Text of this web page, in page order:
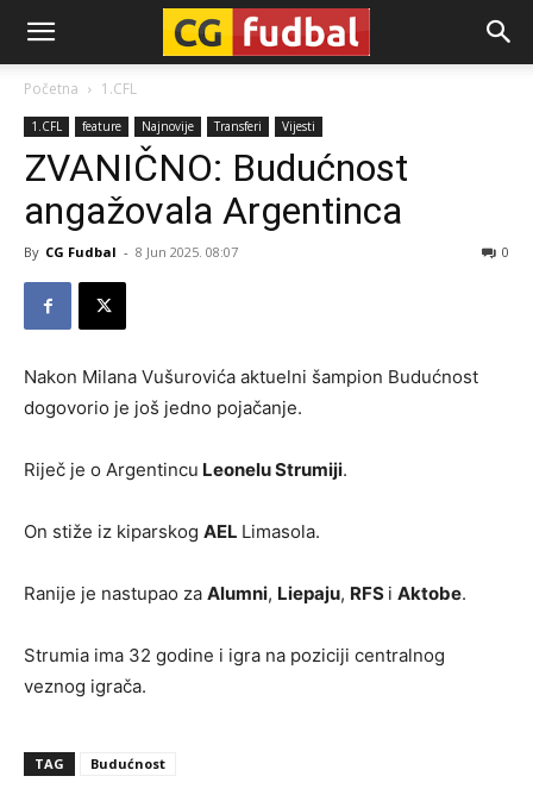
CG-
Fudbal
Početna 1.CFL
1.CFL feature Najnovije Transferi Vijesti
ZVANIČNO: Budućnost
angažovala Argentinca
By CG Fudbal - 8 Jun 2025. 08:07 0
Nakon Milana Vušurovića aktuelni šampion Budućnost
dogovorio je još jedno pojačanje.
Riječ je o Argentincu Leonelu Strumiji.
On stiže iz kiparskog AEL Limasola.
Ranije je nastupao za Alumni, Liepaju, RFS i Aktobe.
Strumia ima 32 godine i igra na poziciji centralnog
veznog igrača.
TAG Budućnost